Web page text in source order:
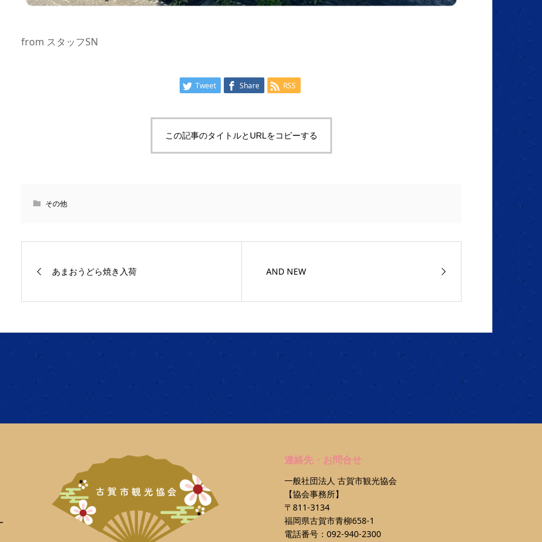
from スタッフSN
Tweet Share RSS
この記事のタイトルとURLをコピーする
その他
あまおうどら焼き入荷 AND NEW
連絡先・お問合せ
一般社団法人 古賀市観光協会
【協会事務所】
〒811-3134
福岡県古賀市青柳658-1
電話番号：092-940-2300